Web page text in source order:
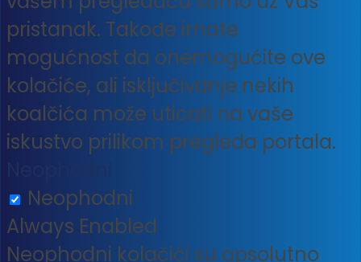
pristanak. Takođe imate
mogućnost da onemogućite ove
kolačiće, ali isključivanje nekih
koalčića može uticati na vaše
iskustvo prilikom pregleda portala.
Neophodni
Always Enabled
Neophodni kolačići su apsolutno